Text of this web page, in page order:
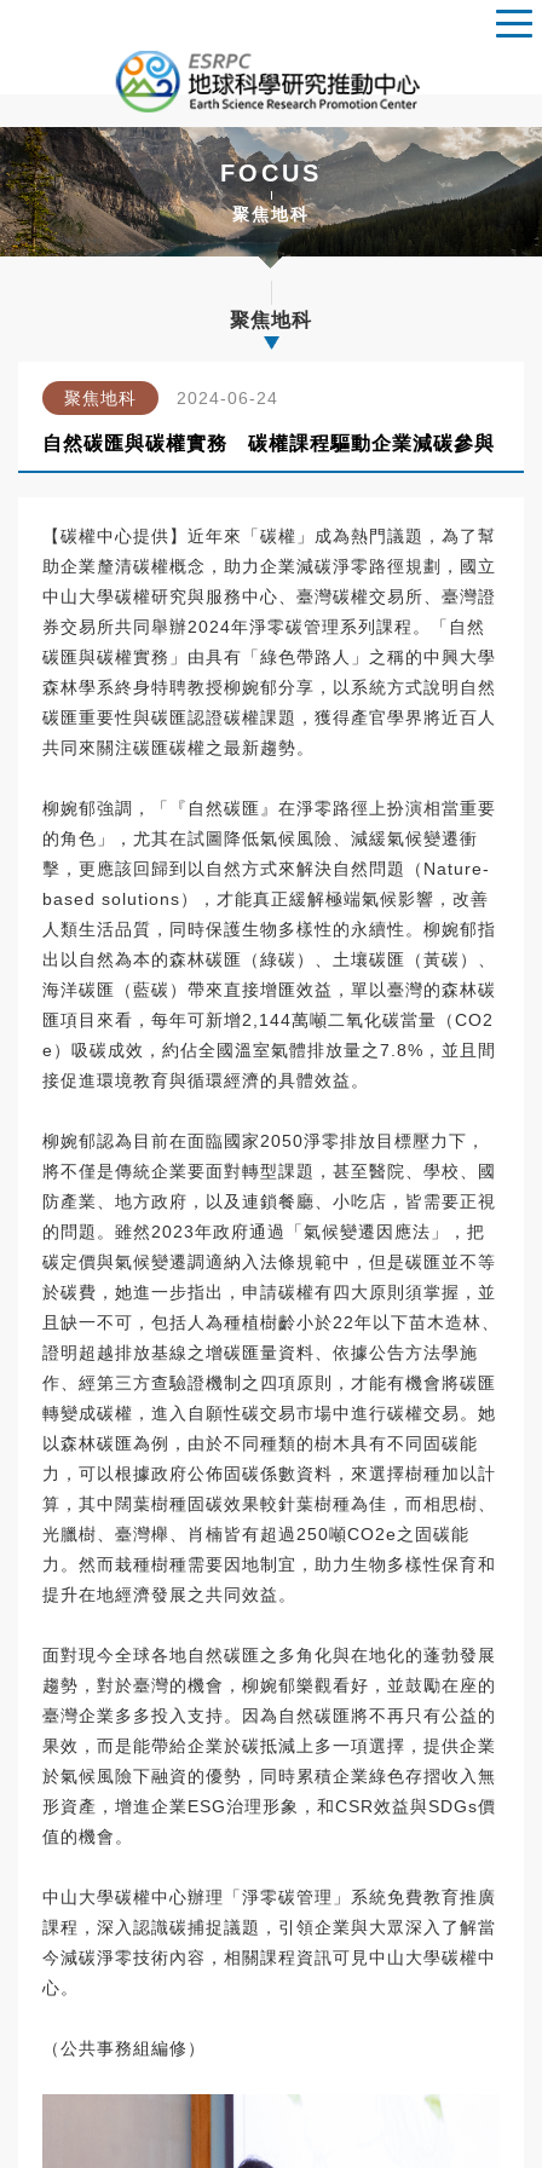
FOCUS
聚焦地科
聚焦地科
聚焦地科 2024-06-24
自然碳匯與碳權實務 碳權課程驅動企業減碳參與
【碳權中心提供】近年來「碳權」成為熱門議題，為了幫
助企業釐清碳權概念，助力企業減碳淨零路徑規劃，國立
中山大學碳權研究與服務中心、臺灣碳權交易所、臺灣證
券交易所共同舉辦2024年淨零碳管理系列課程。「自然
碳匯與碳權實務」由具有「綠色帶路人」之稱的中興大學
森林學系終身特聘教授柳婉郁分享，以系統方式說明自然
碳匯重要性與碳匯認證碳權課題，獲得產官學界將近百人
共同來關注碳匯碳權之最新趨勢。
柳婉郁強調，「『自然碳匯』在淨零路徑上扮演相當重要
的角色」，尤其在試圖降低氣候風險、減緩氣候變遷衝
擊，更應該回歸到以自然方式來解決自然問題（Nature-
based solutions），才能真正緩解極端氣候影響，改善
人類生活品質，同時保護生物多樣性的永續性。柳婉郁指
出以自然為本的森林碳匯（綠碳）、土壤碳匯（黃碳）、
海洋碳匯（藍碳）帶來直接增匯效益，單以臺灣的森林碳
匯項目來看，每年可新增2,144萬噸二氧化碳當量（CO2
e）吸碳成效，約佔全國溫室氣體排放量之7.8%，並且間
接促進環境教育與循環經濟的具體效益。
柳婉郁認為目前在面臨國家2050淨零排放目標壓力下，
將不僅是傳統企業要面對轉型課題，甚至醫院、學校、國
防產業、地方政府，以及連鎖餐廳、小吃店，皆需要正視
的問題。雖然2023年政府通過「氣候變遷因應法」，把
碳定價與氣候變遷調適納入法條規範中，但是碳匯並不等
於碳費，她進一步指出，申請碳權有四大原則須掌握，並
且缺一不可，包括人為種植樹齡小於22年以下苗木造林、
證明超越排放基線之增碳匯量資料、依據公告方法學施
作、經第三方查驗證機制之四項原則，才能有機會將碳匯
轉變成碳權，進入自願性碳交易市場中進行碳權交易。她
以森林碳匯為例，由於不同種類的樹木具有不同固碳能
力，可以根據政府公佈固碳係數資料，來選擇樹種加以計
算，其中闊葉樹種固碳效果較針葉樹種為佳，而相思樹、
光臘樹、臺灣櫸、肖楠皆有超過250噸CO2e之固碳能
力。然而栽種樹種需要因地制宜，助力生物多樣性保育和
提升在地經濟發展之共同效益。
面對現今全球各地自然碳匯之多角化與在地化的蓬勃發展
趨勢，對於臺灣的機會，柳婉郁樂觀看好，並鼓勵在座的
臺灣企業多多投入支持。因為自然碳匯將不再只有公益的
果效，而是能帶給企業於碳抵減上多一項選擇，提供企業
於氣候風險下融資的優勢，同時累積企業綠色存摺收入無
形資產，增進企業ESG治理形象，和CSR效益與SDGs價
值的機會。
中山大學碳權中心辦理「淨零碳管理」系統免費教育推廣
課程，深入認識碳捕捉議題，引領企業與大眾深入了解當
今減碳淨零技術內容，相關課程資訊可見中山大學碳權中
心。
（公共事務組編修）